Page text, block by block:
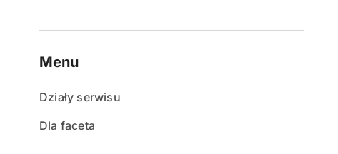
Menu
Działy serwisu
Dla faceta